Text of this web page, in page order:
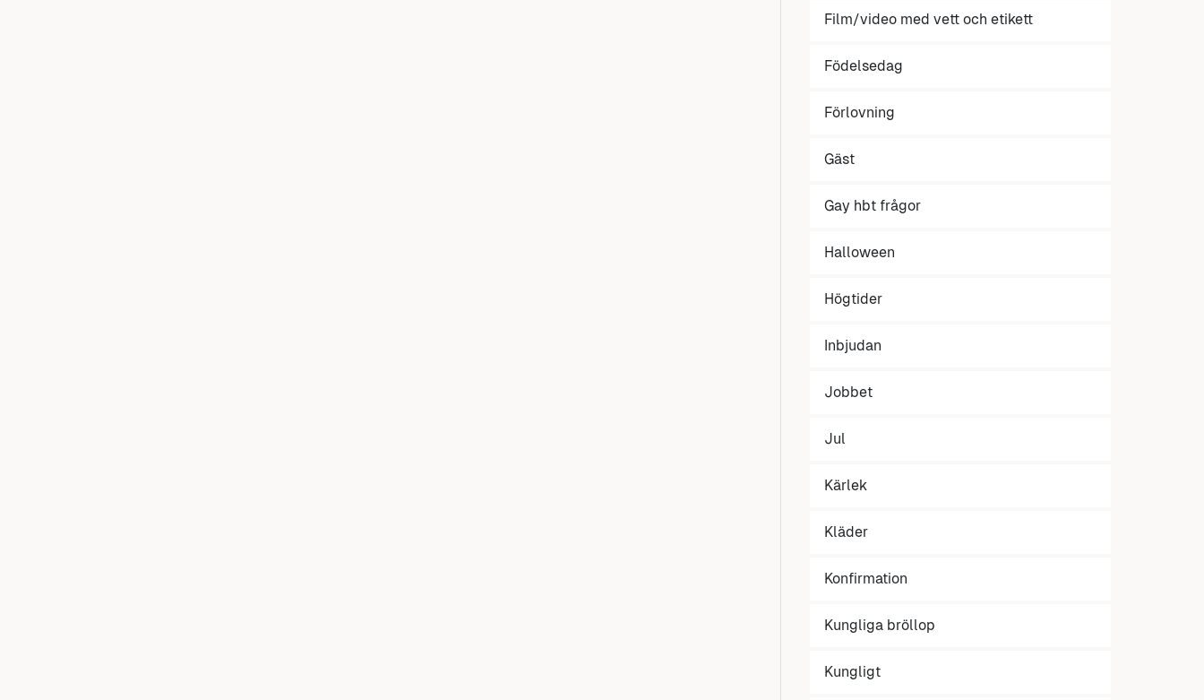
Film/video med vett och etikett
Födelsedag
Förlovning
Gäst
Gay hbt frågor
Halloween
Högtider
Inbjudan
Jobbet
Jul
Kärlek
Kläder
Konfirmation
Kungliga bröllop
Kungligt